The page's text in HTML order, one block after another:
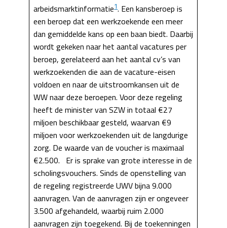
arbeidsmarktinformatie1. Een kansberoep is
een beroep dat een werkzoekende een meer
dan gemiddelde kans op een baan biedt. Daarbij
wordt gekeken naar het aantal vacatures per
beroep, gerelateerd aan het aantal cv’s van
werkzoekenden die aan de vacature-eisen
voldoen en naar de uitstroomkansen uit de
WW naar deze beroepen. Voor deze regeling
heeft de minister van SZW in totaal €27
miljoen beschikbaar gesteld, waarvan €9
miljoen voor werkzoekenden uit de langdurige
zorg. De waarde van de voucher is maximaal
€2.500. Er is sprake van grote interesse in de
scholingsvouchers. Sinds de openstelling van
de regeling registreerde UWV bijna 9.000
aanvragen. Van de aanvragen zijn er ongeveer
3.500 afgehandeld, waarbij ruim 2.000
aanvragen zijn toegekend. Bij de toekenningen